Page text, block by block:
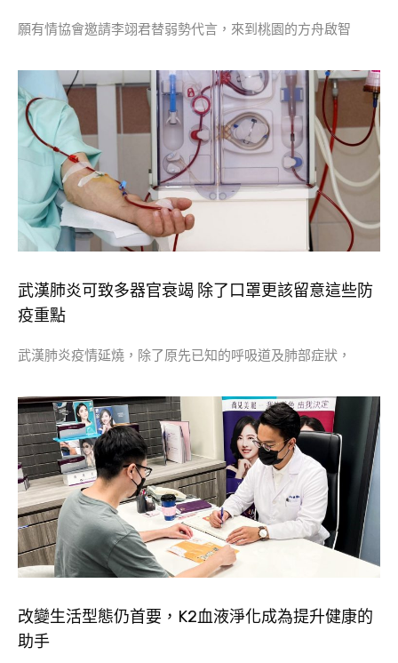
願有情協會邀請李翊君替弱勢代言，來到桃園的方舟啟智
武漢肺炎可致多器官衰竭 除了口罩更該留意這些防
疫重點
武漢肺炎疫情延燒，除了原先已知的呼吸道及肺部症狀，
改變生活型態仍首要，K2血液淨化成為提升健康的
助手